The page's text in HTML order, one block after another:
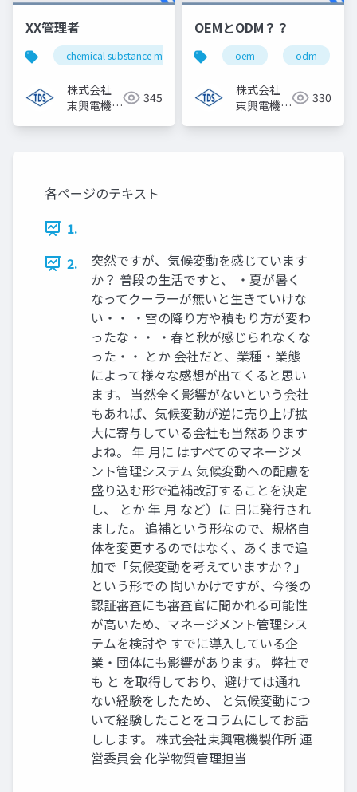
XX管理者
chemical substance manager health supervisor
株式会社
東興電機製
345
OEMとODM？？
oem odm
株式会社
東興電機製
330
各ページのテキスト
1.
2.
突然ですが、気候変動を感じています
か？ 普段の生活ですと、 ・夏が暑く
なってクーラーが無いと生きていけな
い・・ ・雪の降り方や積もり方が変わ
ったな・・ ・春と秋が感じられなくな
った・・ とか 会社だと、業種・業態
によって様々な感想が出てくると思い
ます。 当然全く影響がないという会社
もあれば、気候変動が逆に売り上げ拡
大に寄与している会社も当然あります
よね。 年 月に はすべてのマネージメ
ント管理システム 気候変動への配慮を
盛り込む形で追補改訂することを決定
し、 とか 年 月 など）に 日に発行され
ました。 追補という形なので、規格自
体を変更するのではなく、あくまで追
加で「気候変動を考えていますか？」
という形での 問いかけですが、今後の
認証審査にも審査官に聞かれる可能性
が高いため、マネージメント管理シス
テムを検討や すでに導入している企
業・団体にも影響があります。 弊社で
も と を取得しており、避けては通れ
ない経験をしたため、 と気候変動につ
いて経験したことをコラムにしてお話
しします。 株式会社東興電機製作所 運
営委員会 化学物質管理担当